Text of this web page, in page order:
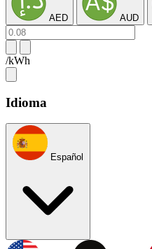
AED AUD
/kWh
Idioma
Español